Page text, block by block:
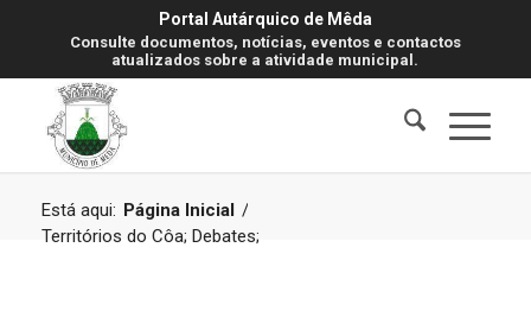
Portal Autárquico de Mêda
Consulte documentos, notícias, eventos e contactos
atualizados sobre a atividade municipal.
Está aqui: Página Inicial /
Territórios do Côa; Debates;